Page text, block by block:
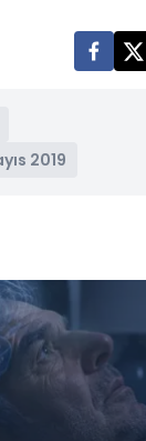
2019